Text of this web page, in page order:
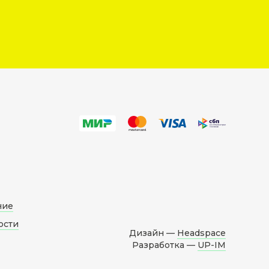
Дизайн — Headspace
Разработка — UP-IM